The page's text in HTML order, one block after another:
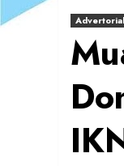
Advertorial